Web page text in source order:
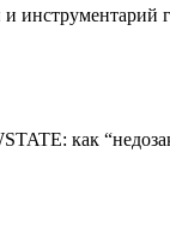
инструментарий
как